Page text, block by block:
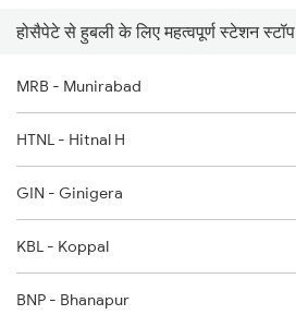
2080 Jan Shatabdi Exp
2497 Tpj Humsafar Spl
2498 Tpj Sgnr Spl
17225 Seat Availability
57401 Seat Availability
12650 Seat Availability
होसैपेटे से हुबली के लिए महत्वपूर्ण स्टेशन स्टॉप
MRB - Munirabad
HTNL - Hitnal H
GIN - Ginigera
KBL - Koppal
BNP - Bhanapur